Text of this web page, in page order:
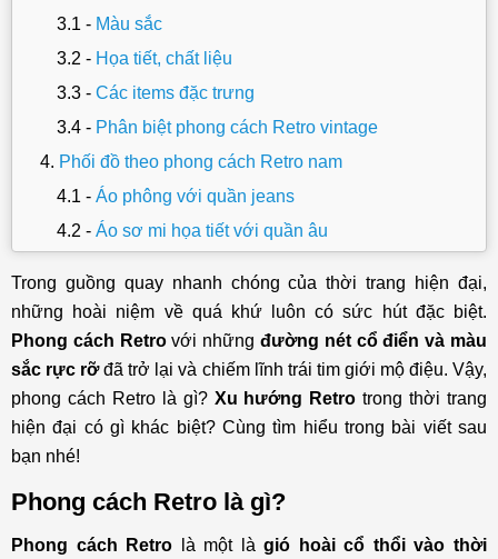
Trong guồng quay nhanh chóng của thời trang hiện đại,
những hoài niệm về quá khứ luôn có sức hút đặc biệt.
Phong cách Retrovới nhữngđường nét cổ điển và màu
sắc rực rỡđã trở lại và chiếm lĩnh trái tim giới mộ điệu. Vậy,
phong cách Retro là gì? Xu hướng Retro trong thời trang
hiện đại có gì khác biệt? Cùng tìm hiểu trong bài viết sau
bạn nhé!
Phong cách Retro là gì?
Phong cách Retro là một làgió hoài cổ thổi vào thời
Màu sắc
Họa tiết, chất liệu
Các items đặc trưng
Phân biệt phong cách Retro vintage
Phối đồ theo phong cách Retro nam
Áo phông với quần jeans
Áo sơ mi họa tiết với quần âu
Áo khoác bomber với quần jeans
Áo khoác denim với quần jeans
Áo phông với quần tây
Áo sơ mi cuban với quần tây
Quần yếm chữ Y với áo thun
Áo tanktop và quần short
Bí quyết mix & match trang phục Retro cho nàng